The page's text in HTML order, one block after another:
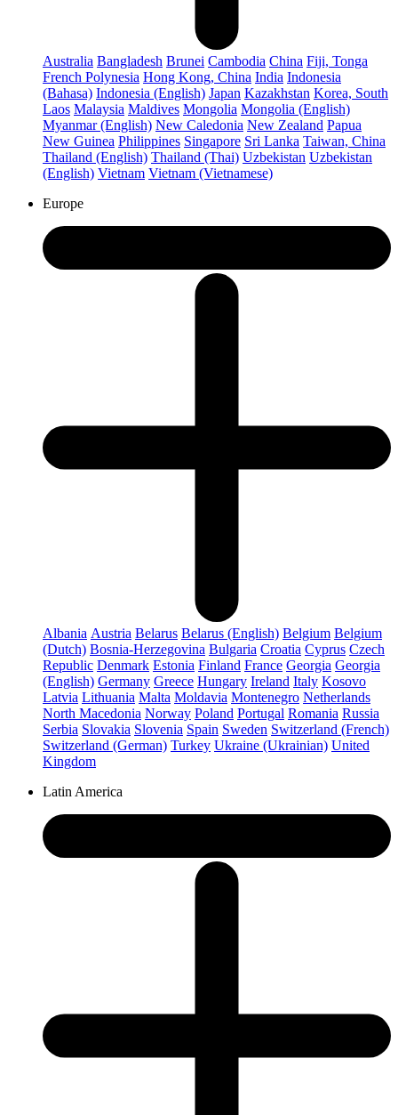
Australia Bangladesh Brunei Cambodia China Fiji, Tonga
French Polynesia Hong Kong, China India Indonesia
(Bahasa) Indonesia (English) Japan Kazakhstan Korea, South
Laos Malaysia Maldives Mongolia Mongolia (English)
Myanmar (English) New Caledonia New Zealand Papua
New Guinea Philippines Singapore Sri Lanka Taiwan, China
Thailand (English) Thailand (Thai) Uzbekistan Uzbekistan
(English) Vietnam Vietnam (Vietnamese)
Europe
Albania Austria Belarus Belarus (English) Belgium Belgium
(Dutch) Bosnia-Herzegovina Bulgaria Croatia Cyprus Czech
Republic Denmark Estonia Finland France Georgia Georgia
(English) Germany Greece Hungary Ireland Italy Kosovo
Latvia Lithuania Malta Moldavia Montenegro Netherlands
North Macedonia Norway Poland Portugal Romania Russia
Serbia Slovakia Slovenia Spain Sweden Switzerland (French)
Switzerland (German) Turkey Ukraine (Ukrainian) United
Kingdom
Latin America